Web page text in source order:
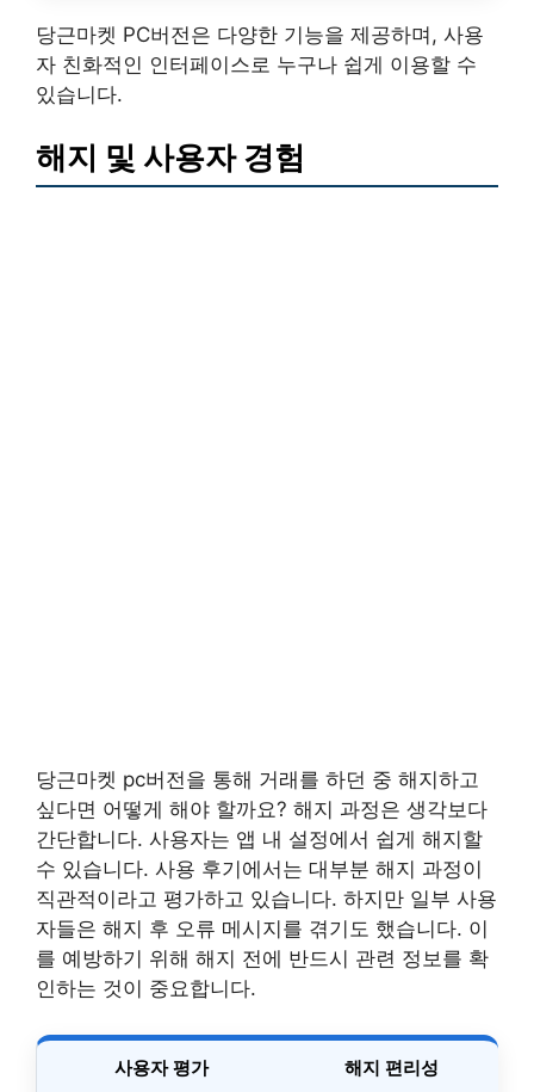
당근마켓 PC버전은 다양한 기능을 제공하며, 사용
자 친화적인 인터페이스로 누구나 쉽게 이용할 수
있습니다.
해지 및 사용자 경험
당근마켓 pc버전을 통해 거래를 하던 중 해지하고
싶다면 어떻게 해야 할까요? 해지 과정은 생각보다
간단합니다. 사용자는 앱 내 설정에서 쉽게 해지할
수 있습니다. 사용 후기에서는 대부분 해지 과정이
직관적이라고 평가하고 있습니다. 하지만 일부 사용
자들은 해지 후 오류 메시지를 겪기도 했습니다. 이
를 예방하기 위해 해지 전에 반드시 관련 정보를 확
인하는 것이 중요합니다.
사용자 평가 해지 편리성